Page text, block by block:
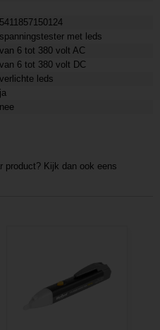
met leds
6 tot 380 volt AC
6 tot 380 volt DC
leds
product? Kijk dan ook eens